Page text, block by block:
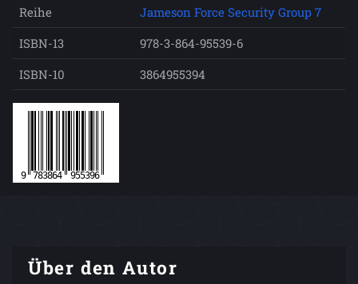
Reihe
Jameson Force Security Group 7
ISBN-13
978-3-864-95539-6
ISBN-10
3864955394
Über den Autor